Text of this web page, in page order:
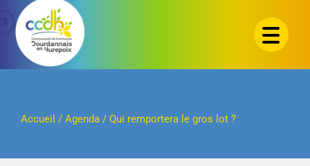
Passer
contenu
Accueil / Agenda/ Qui remportera le gros lot ?